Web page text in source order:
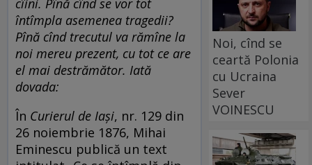
întîmpla asemenea tragedii?
Pînă cînd trecutul va rămîne la
noi mereu prezent, cu tot ce are
el mai destrămător. Iată
dovada:
În Curierul de Iaşi, nr. 129 din
26 noiembrie 1876, Mihai
Eminescu publică un text
Noi, cînd se
ceartă Polonia
cu Ucraina
Sever
VOINESCU